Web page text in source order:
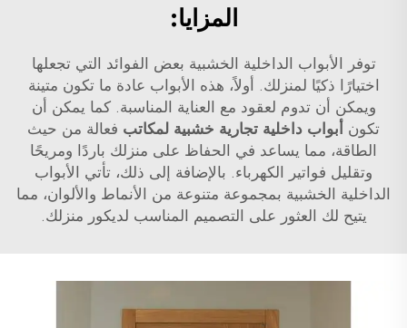
المزايا:
توفر الأبواب الداخلية الخشبية بعض الفوائد التي تجعلها
اختيارًا ذكيًا لمنزلك. أولاً، هذه الأبواب عادة ما تكون متينة
ويمكن أن تدوم لعقود مع العناية المناسبة. كما يمكن أن
تكون أبواب داخلية تجارية خشبية لمكاتب فعالة من حيث
الطاقة، مما يساعد في الحفاظ على منزلك باردًا ومريحًا
وتقليل فواتير الكهرباء. بالإضافة إلى ذلك، تأتي الأبواب
الداخلية الخشبية بمجموعة متنوعة من الأنماط والألوان، مما
يتيح لك العثور على التصميم المناسب لديكور منزلك.